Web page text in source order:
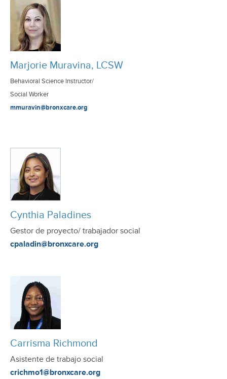
Marjorie Muravina, LCSW
Behavioral Science Instructor/
Social Worker
mmuravin@bronxcare.org
Cynthia Paladines
Gestor de proyecto/ trabajador social
cpaladin@bronxcare.org
Carrisma Richmond
Asistente de trabajo social
crichmo1@bronxcare.org